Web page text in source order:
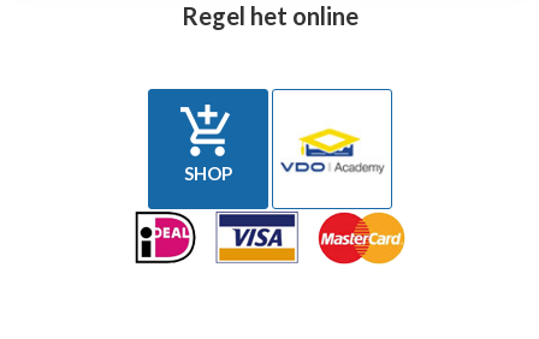
Regel het online

SHOP